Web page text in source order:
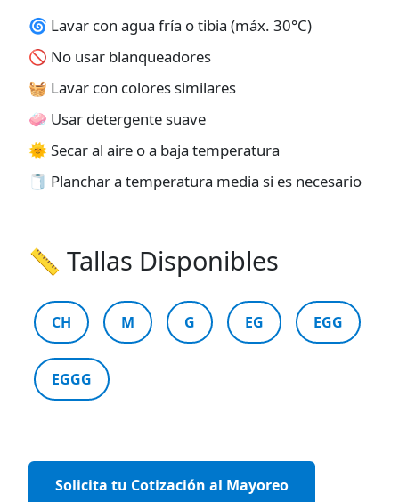
🌀 Lavar con agua fría o tibia (máx. 30°C)
🚫 No usar blanqueadores
🧺 Lavar con colores similares
🧼 Usar detergente suave
🌞 Secar al aire o a baja temperatura
🧻 Planchar a temperatura media si es necesario
📏 Tallas Disponibles
CH M G EG EGG
EGGG
Solicita tu Cotización al Mayoreo